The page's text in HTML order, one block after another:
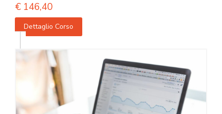
€ 146,40
Dettaglio Corso